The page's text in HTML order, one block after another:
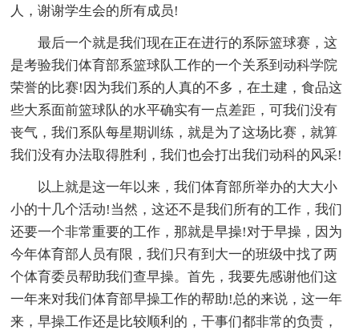
人，谢谢学生会的所有成员!
最后一个就是我们现在正在进行的系际篮球赛，这
是考验我们体育部系篮球队工作的一个关系到动科学院
荣誉的比赛!因为我们系的人真的不多，在土建，食品这
些大系面前篮球队的水平确实有一点差距，可我们没有
丧气，我们系队每星期训练，就是为了这场比赛，就算
我们没有办法取得胜利，我们也会打出我们动科的风采!
以上就是这一年以来，我们体育部所举办的大大小
小的十几个活动!当然，这还不是我们所有的工作，我们
还要一个非常重要的工作，那就是早操!对于早操，因为
今年体育部人员有限，我们只有到大一的班级中找了两
个体育委员帮助我们查早操。首先，我要先感谢他们这
一年来对我们体育部早操工作的帮助!总的来说，这一年
来，早操工作还是比较顺利的，干事们都非常的负责，